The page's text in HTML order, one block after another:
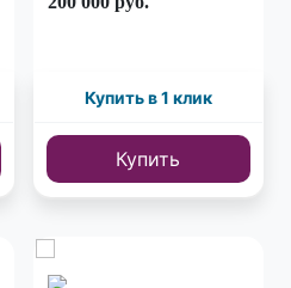
Купить в 1 клик
Купить